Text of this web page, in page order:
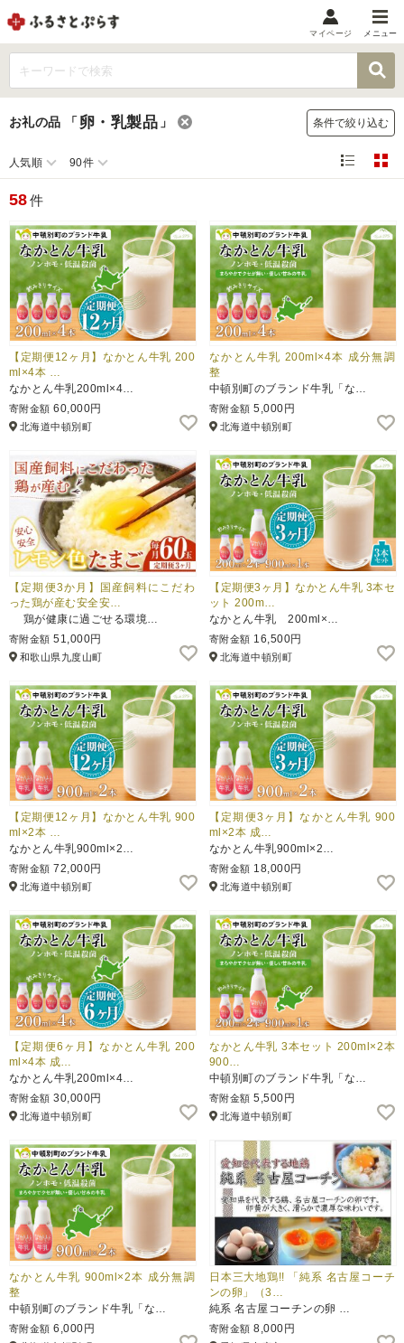
メニュー
マイメニュー
マイページ
メニュー
お礼の品から探す
お礼の品をカテゴリや金額で絞り込み
自治体から探す
ランキング
特集・おすすめ
ふるさと納税とは
控除額シミュレータ Q&A
マイページ
お礼の品 「 卵・乳製品 」 条件で絞り込む
人気順 90件
58件
【定期便12ヶ月】なかとん牛乳 200
ml×4本 …
なかとん牛乳200ml×4…
寄附金額 60,000円
北海道中頓別町
なかとん牛乳 200ml×4本 成分無調
整
中頓別町のブランド牛乳「な…
寄附金額 5,000円
北海道中頓別町
【定期便3か月】国産飼料にこだわ
った鶏が産む安全安…
鶏が健康に過ごせる環境…
寄附金額 51,000円
和歌山県九度山町
【定期便3ヶ月】なかとん牛乳 3本セ
ット 200m…
なかとん牛乳 200ml×…
寄附金額 16,500円
北海道中頓別町
【定期便12ヶ月】なかとん牛乳 900
ml×2本 …
なかとん牛乳900ml×2…
寄附金額 72,000円
北海道中頓別町
【定期便3ヶ月】なかとん牛乳 900
ml×2本 成…
なかとん牛乳900ml×2…
寄附金額 18,000円
北海道中頓別町
【定期便6ヶ月】なかとん牛乳 200
ml×4本 成…
なかとん牛乳200ml×4…
寄附金額 30,000円
北海道中頓別町
なかとん牛乳 3本セット 200ml×2本
900…
中頓別町のブランド牛乳「な…
寄附金額 5,500円
北海道中頓別町
なかとん牛乳 900ml×2本 成分無調
整
中頓別町のブランド牛乳「な…
寄附金額 6,000円
日本三大地鶏!! 「純系 名古屋コーチ
ンの卵」（3…
純系 名古屋コーチンの卵 …
寄附金額 8,000円